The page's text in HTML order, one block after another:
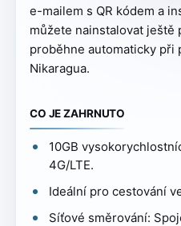
e-mailem s QR kódem a
můžete nainstalovat ještě
proběhne automaticky při
Nikaragua.
CO JE ZAHRNUTO
10GB
4G/LTE.
Ideální pro cestování
Síťové směrování: